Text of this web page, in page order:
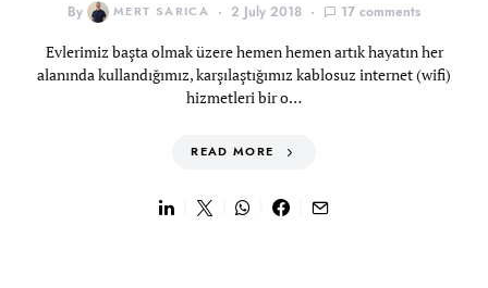
By MERT SARICA 2 July 2018 17 comments
Evlerimiz başta olmak üzere hemen hemen artık hayatın her
alanında kullandığımız, karşılaştığımız kablosuz internet (wifi)
hizmetleri bir o…
READ MORE